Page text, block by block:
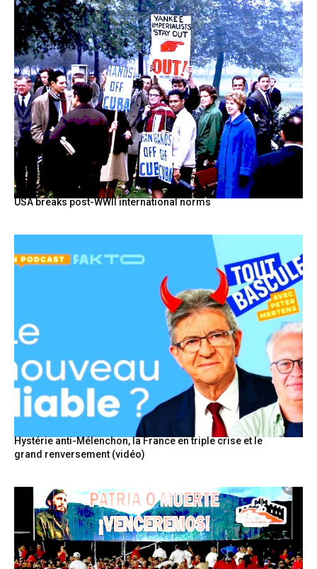
USA breaks post-WWII international norms
Hystérie anti-Mélenchon, la France en triple crise et le
grand renversement (vidéo)